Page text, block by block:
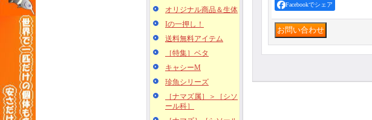
オリジナル商品＆生体
Iの一押し！
送料無料アイテム
［特集］ベタ
キャシーM
珍魚シリーズ
［ナマズ属］＞［シソ
ール科］
Facebookでシェア